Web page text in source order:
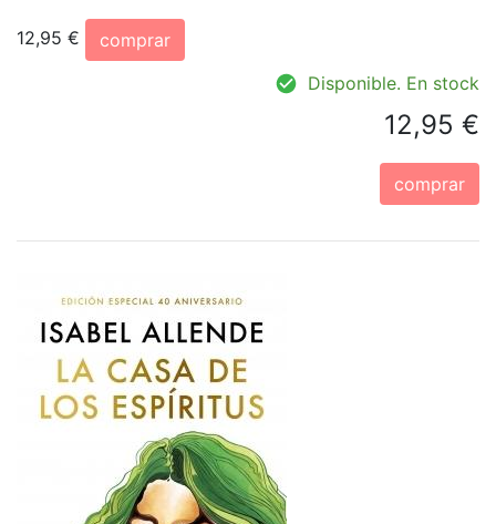
12,95 €
comprar
Disponible. En stock
12,95 €
comprar